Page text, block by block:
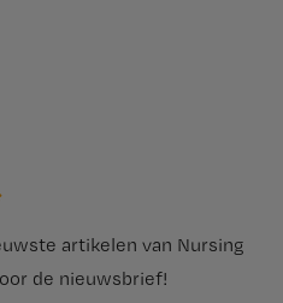
artikelen van Nursing
de nieuwsbrief!